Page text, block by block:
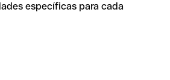
específicas para cada